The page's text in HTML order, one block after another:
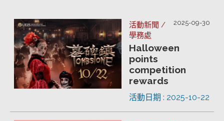
2025-09-30
活動新聞 /
學務處
Halloween
points
competition
rewards
活動日期 : 2025-10-22